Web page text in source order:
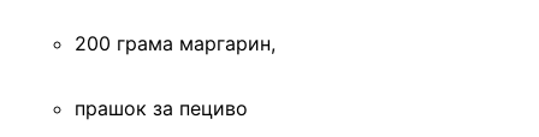
200 грама маргарин,
прашок за пециво